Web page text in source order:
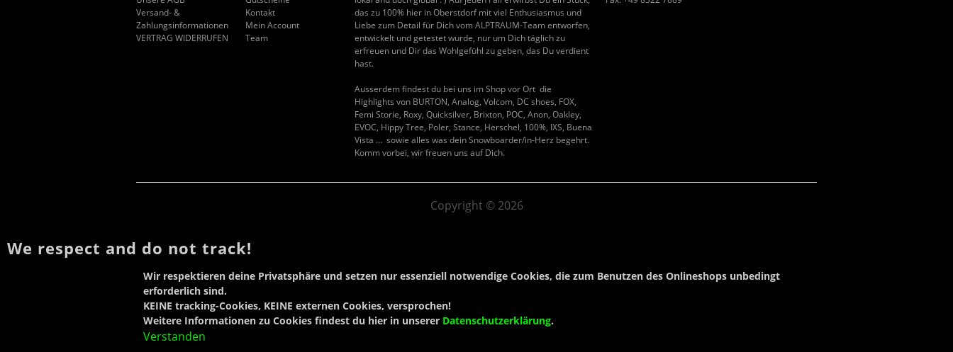
Versand- &
Zahlungsinformationen
VERTRAG WIDERRUFEN
Kontakt
Mein Account
Team
das zu 100% hier in Oberstdorf mit viel Enthusiasmus und
Liebe zum Detail für Dich vom ALPTRAUM-Team entworfen,
entwickelt und getestet wurde, nur um Dich täglich zu
erfreuen und Dir das Wohlgefühl zu geben, das Du verdient
hast.
Ausserdem findest du bei uns im Shop vor Ort die
Highlights von BURTON, Analog, Volcom, DC shoes, FOX,
Femi Storie, Roxy, Quicksilver, Brixton, POC, Anon, Oakley,
EVOC, Hippy Tree, Poler, Stance, Herschel, 100%, IXS, Buena
Vista … sowie alles was dein Snowboarder/in-Herz begehrt.
Komm vorbei, wir freuen uns auf Dich.
Copyright © 2026
We respect and do not track!
Wir respektieren deine Privatsphäre und setzen nur essenziell notwendige Cookies, die zum Benutzen des Onlineshops unbedingt
erforderlich sind.
KEINE tracking-Cookies, KEINE externen Cookies, versprochen!
Weitere Informationen zu Cookies findest du hier in unserer Datenschutzerklärung.
Verstanden